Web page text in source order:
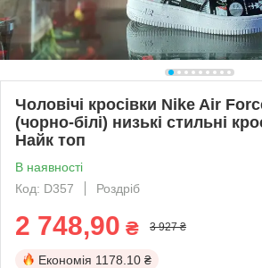
Чоловічі кросівки Nike Air
(чорно-білі) низькі стильні
Найк топ
В наявності
Код: D357
Роздріб
2 748,90 ₴ 3 927 ₴
Економія 1178.10 ₴